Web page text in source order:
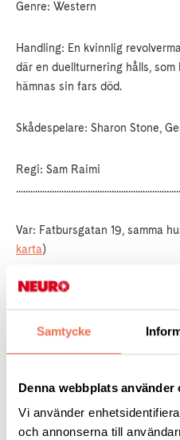
Samtycke
Denna webbplats använder
Vi använder
och annonserna till
Genre: Western
Handling: En kvinnlig
där en duellturnering hålls,
hämnas sin fars död.
Skådespelare: Sharon Stone,
Regi: Sam Raimi
Var: Fatbursgatan 19, samma
karta)
När: Filmen börjar 18.00.
bildskärm, 75 tum.
Kostnad: Gratis, vi bjuder på
Obligatorisk anmälan: senast
stockholm@neuro.se